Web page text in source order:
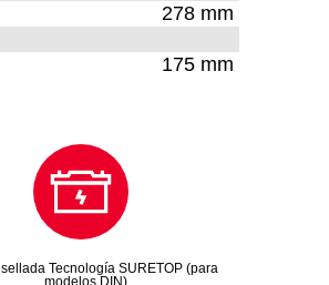
278 mm
175 mm
Tecnología SURETOP (para
modelos DIN)